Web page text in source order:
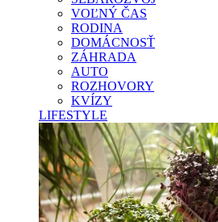
VOĽNÝ ČAS
RODINA
DOMÁCNOSŤ
ZÁHRADA
AUTO
ROZHOVORY
KVÍZY
LIFESTYLE